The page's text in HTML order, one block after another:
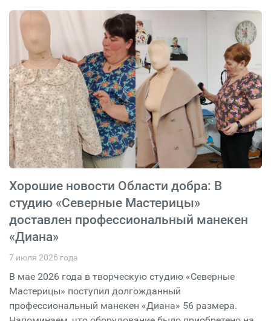
Хорошие новости Области добра: В
студию «Северные Мастерицы»
доставлен профессиональный манекен
«Диана»
7 июля 2026 года
В мае 2026 года в творческую студию «Северные
Мастерицы» поступил долгожданный
профессиональный манекен «Диана» 56 размера.